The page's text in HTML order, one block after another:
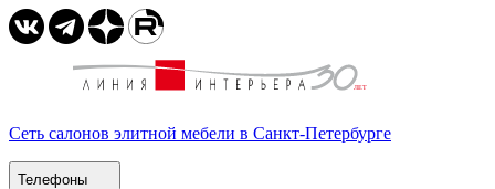
Сеть салонов элитной мебели в Санкт-Петербурге
Телефоны